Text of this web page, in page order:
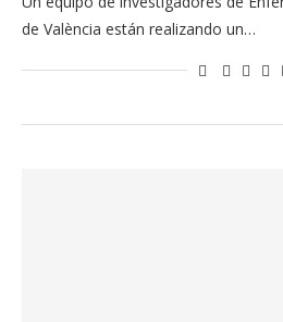
de València están realizando un…